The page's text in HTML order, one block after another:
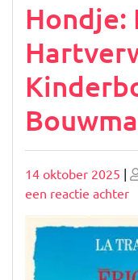
Hondje:
Geplaatst
op
14 oktober 2025 |
een reactie achterop